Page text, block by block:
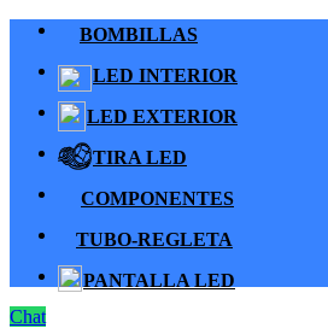
BOMBILLAS
LED INTERIOR
LED EXTERIOR
TIRA LED
COMPONENTES
TUBO-REGLETA
PANTALLA LED
Chat